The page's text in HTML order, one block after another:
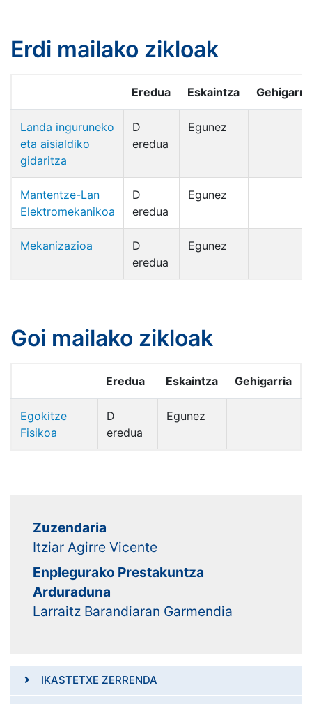
Erdi mailako zikloak
Eredua Eskaintza
Landa inguruneko
eta aisialdiko
gidaritza
D
eredua
Egunez
Mantentze-Lan
Elektromekanikoa
D
eredua
Egunez
Mekanizazioa
D
eredua
Egunez
Goi mailako zikloak
Eredua Eskaintza Gehigarria
Egokitze
Fisikoa
D
eredua
Egunez
Zuzendaria
Itziar Agirre Vicente
Enplegurako Prestakuntza
Arduraduna
Larraitz Barandiaran Garmendia
IKASTETXE ZERRENDA